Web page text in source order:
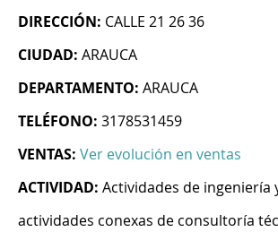
DIRECCIÓN: CALLE 21 26 36
CIUDAD: ARAUCA
DEPARTAMENTO: ARAUCA
TELÉFONO: 3178531459
VENTAS: Ver evolución en ventas
ACTIVIDAD: Actividades de ingeniería
actividades conexas de consultoría